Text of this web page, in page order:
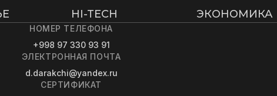
HI-TECH ЭКОНОМИКА
НОМЕР ТЕЛЕФОНА
+998 97 330 93 91
ЭЛЕКТРОННАЯ ПОЧТА
d.darakchi@yandex.ru
СЕРТИФИКАТ